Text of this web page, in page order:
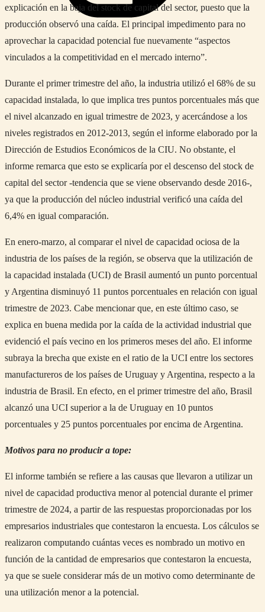
explicación en la baja del stock de capital del sector, puesto que la
producción observó una caída. El principal impedimento para no
aprovechar la capacidad potencial fue nuevamente “aspectos
vinculados a la competitividad en el mercado interno”.
Durante el primer trimestre del año, la industria utilizó el 68% de su
capacidad instalada, lo que implica tres puntos porcentuales más que
el nivel alcanzado en igual trimestre de 2023, y acercándose a los
niveles registrados en 2012-2013, según el informe elaborado por la
Dirección de Estudios Económicos de la CIU. No obstante, el
informe remarca que esto se explicaría por el descenso del stock de
capital del sector -tendencia que se viene observando desde 2016-,
ya que la producción del núcleo industrial verificó una caída del
6,4% en igual comparación.
En enero-marzo, al comparar el nivel de capacidad ociosa de la
industria de los países de la región, se observa que la utilización de
la capacidad instalada (UCI) de Brasil aumentó un punto porcentual
y Argentina disminuyó 11 puntos porcentuales en relación con igual
trimestre de 2023. Cabe mencionar que, en este último caso, se
explica en buena medida por la caída de la actividad industrial que
evidenció el país vecino en los primeros meses del año. El informe
subraya la brecha que existe en el ratio de la UCI entre los sectores
manufactureros de los países de Uruguay y Argentina, respecto a la
industria de Brasil. En efecto, en el primer trimestre del año, Brasil
alcanzó una UCI superior a la de Uruguay en 10 puntos
porcentuales y 25 puntos porcentuales por encima de Argentina.
Motivos para no producir a tope:
El informe también se refiere a las causas que llevaron a utilizar un
nivel de capacidad productiva menor al potencial durante el primer
trimestre de 2024, a partir de las respuestas proporcionadas por los
empresarios industriales que contestaron la encuesta. Los cálculos se
realizaron computando cuántas veces es nombrado un motivo en
función de la cantidad de empresarios que contestaron la encuesta,
ya que se suele considerar más de un motivo como determinante de
una utilización menor a la potencial.